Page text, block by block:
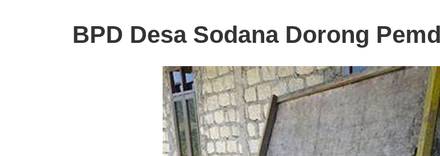
BPD Desa Sodana Dorong